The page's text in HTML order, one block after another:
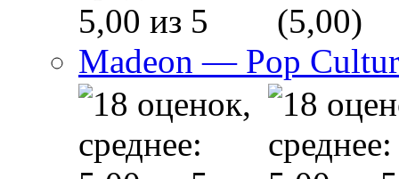
(5,00)
Madeon — Pop